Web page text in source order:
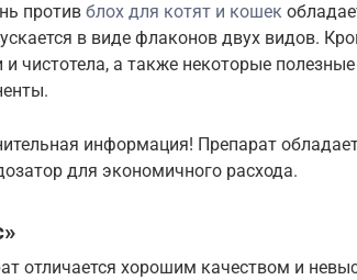
против блох для котят и кошек
в виде флаконов двух видов.
и чистотела, а также некоторые
информация! Препарат
для экономичного расхода.
отличается хорошим качеством и